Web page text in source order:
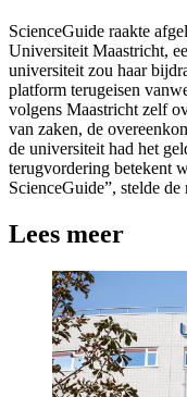
ScienceGuide raakte
Universiteit Maastricht,
universiteit zou haar
platform terugeisen
volgens Maastricht zelf
van zaken, de
de universiteit had het
terugvordering betekent
ScienceGuide”, stelde de
Lees meer